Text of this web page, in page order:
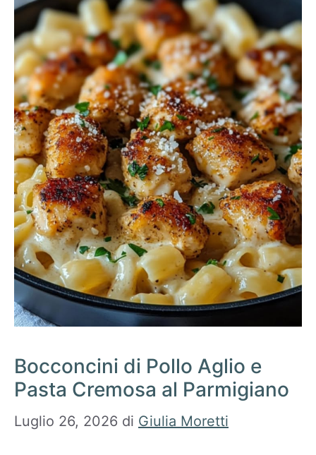
Bocconcini di Pollo Aglio e
Pasta Cremosa al Parmigiano
Luglio 26, 2026 di Giulia Moretti